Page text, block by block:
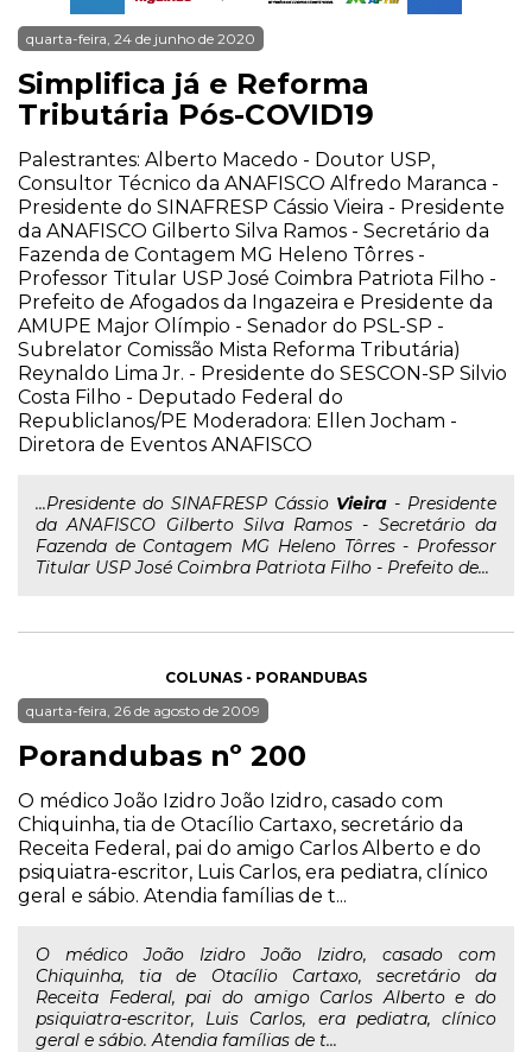
quarta-feira, 24 de junho de 2020
Simplifica já e Reforma
Tributária Pós-COVID19
Palestrantes: Alberto Macedo - Doutor USP,
Consultor Técnico da ANAFISCO Alfredo Maranca -
Presidente do SINAFRESP Cássio Vieira - Presidente
da ANAFISCO Gilberto Silva Ramos - Secretário da
Fazenda de Contagem MG Heleno Tôrres -
Professor Titular USP José Coimbra Patriota Filho -
Prefeito de Afogados da Ingazeira e Presidente da
AMUPE Major Olímpio - Senador do PSL-SP -
Subrelator Comissão Mista Reforma Tributária)
Reynaldo Lima Jr. - Presidente do SESCON-SP Silvio
Costa Filho - Deputado Federal do
Republiclanos/PE Moderadora: Ellen Jocham -
Diretora de Eventos ANAFISCO
...Presidente do SINAFRESP Cássio Vieira - Presidente
da ANAFISCO Gilberto Silva Ramos - Secretário da
Fazenda de Contagem MG Heleno Tôrres - Professor
Titular USP José Coimbra Patriota Filho - Prefeito de...
COLUNAS - PORANDUBAS
quarta-feira, 26 de agosto de 2009
Porandubas nº 200
O médico João Izidro João Izidro, casado com
Chiquinha, tia de Otacílio Cartaxo, secretário da
Receita Federal, pai do amigo Carlos Alberto e do
psiquiatra-escritor, Luis Carlos, era pediatra, clínico
geral e sábio. Atendia famílias de t...
O médico João Izidro João Izidro, casado com
Chiquinha, tia de Otacílio Cartaxo, secretário da
Receita Federal, pai do amigo Carlos Alberto e do
psiquiatra-escritor, Luis Carlos, era pediatra, clínico
geral e sábio. Atendia famílias de t...